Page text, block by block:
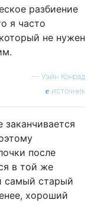
разбиение
я часто
не нужен
— Уэйн Конрад
источник
после
в той же
самый старый
хороший